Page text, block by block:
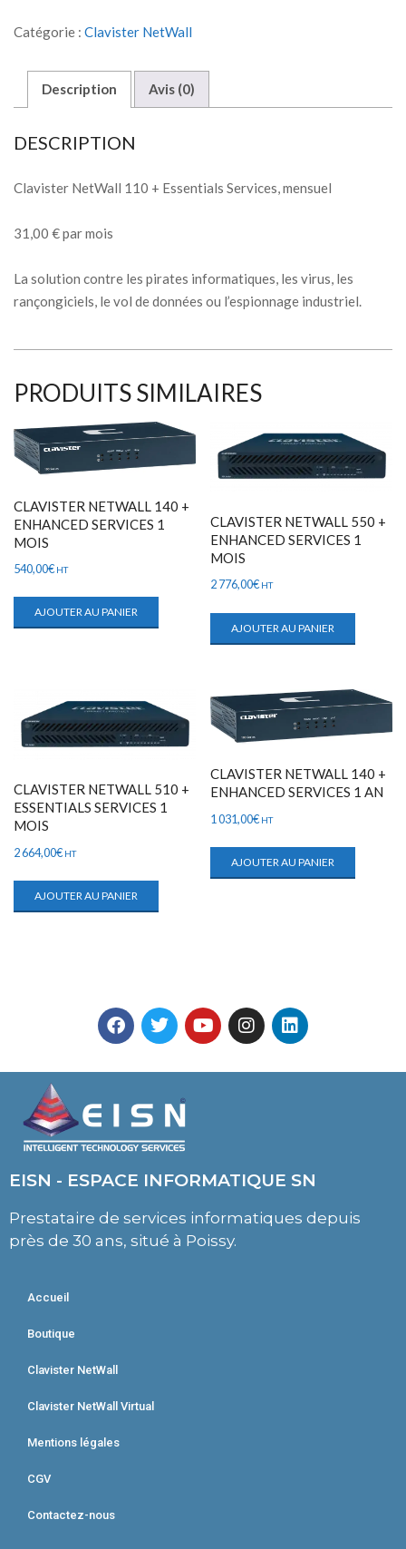
Catégorie : Clavister NetWall
Description Avis (0)
DESCRIPTION
Clavister NetWall 110 + Essentials Services, mensuel
31,00 € par mois
La solution contre les pirates informatiques, les virus, les
rançongiciels, le vol de données ou l’espionnage industriel.
PRODUITS SIMILAIRES
CLAVISTER NETWALL 140 +
ENHANCED SERVICES 1
MOIS
540,00€ HT
AJOUTER AU PANIER
CLAVISTER NETWALL 550 +
ENHANCED SERVICES 1
MOIS
2 776,00€ HT
AJOUTER AU PANIER
CLAVISTER NETWALL 510 +
ESSENTIALS SERVICES 1
MOIS
2 664,00€ HT
AJOUTER AU PANIER
CLAVISTER NETWALL 140 +
ENHANCED SERVICES 1 AN
1 031,00€ HT
AJOUTER AU PANIER
EISN - ESPACE INFORMATIQUE SN
Prestataire de services informatiques depuis
près de 30 ans, situé à Poissy.
Accueil
Boutique
Clavister NetWall
Clavister NetWall Virtual
Mentions légales
CGV
Contactez-nous